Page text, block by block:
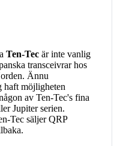
Ten-Tec är inte vanlig
transceivrar hos
Ännu
haft möjligheten
av Ten-Tec's fina
Jupiter serien.
Tec säljer QRP